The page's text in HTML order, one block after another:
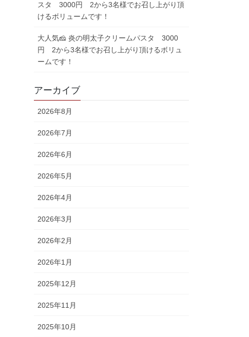
スタ 3000円 2から3名様でお召し上がり頂
けるボリュームです！
大人気🧀 炎の明太子クリームパスタ 3000
円 2から3名様でお召し上がり頂けるボリュ
ームです！
アーカイブ
2026年8月
2026年7月
2026年6月
2026年5月
2026年4月
2026年3月
2026年2月
2026年1月
2025年12月
2025年11月
2025年10月